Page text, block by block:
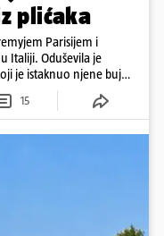
plićaka
Parisijem i
Italiji. Oduševila je
je istaknuo njene bujne
15